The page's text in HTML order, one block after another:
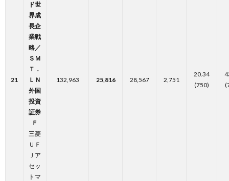
21
ド世
界成
長企
業戦
略／
ＳＭ
Ｔ．
ＬＮ
外国
投資
証券
Ｆ
三菱
ＵＦ
Ｊア
セッ
トマ
132,963 25,816 28,567 2,751
20.34
(750)